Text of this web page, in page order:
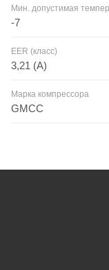
Мин. допустимая
-7
EER (класс)
3,21 (A)
Марка компрессора
GMCC